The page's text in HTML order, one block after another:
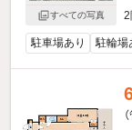
すべての写真
2
駐車場あり 駐輪場